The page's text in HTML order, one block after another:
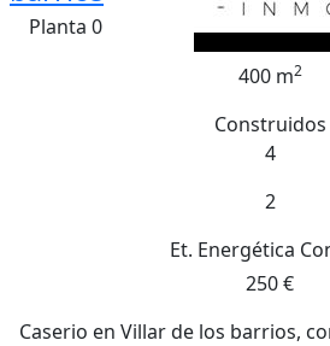
Planta 0
400 m2
Construidos
4
2
Et. Energética
250 €
Caserio en Villar de los barrios,